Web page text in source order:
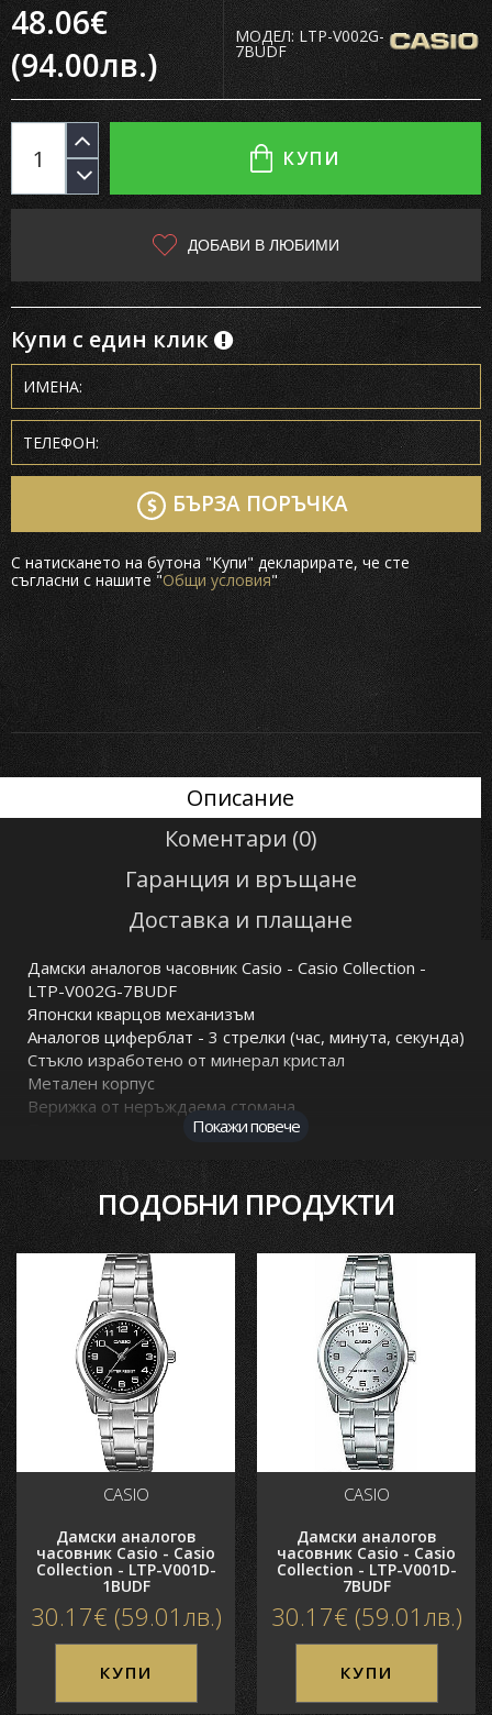
48.06€
(94.00лв.)
МОДЕЛ:LTP-V002G-
7BUDF
КУПИ
ДОБАВИ В ЛЮБИМИ
Купи с един клик
БЪРЗА ПОРЪЧКА
С натискането на бутона "Купи" декларирате, че сте
съгласни с нашите "Общи условия"
Описание
Коментари (0)
Гаранция и връщане
Доставка и плащане
Дамски аналогов часовник Casio - Casio Collection -
LTP-V002G-7BUDF
Японски кварцов механизъм
Аналогов циферблат - 3 стрелки (час, минута, секунда)
Стъкло изработено от минерал кристал
Метален корпус
Верижка от неръждаема стомана
Показва дата от месеца
Тегло: 53 гр.
Водоустойчивост 3 BAR - Минимално напръскване с
вода
Гаранция: 2 години
Безплатна доставка за цялата страна
Покажи повече
Основни характеристики
Дамски
Гаранция
2 години
Материал Каишка/Верижка
Форма корпус
Механизъм
Кварцов
Циферблат
Аналогов
Водоустойчивост
3 BAR
Материал стъкло
Минерал
Функции
ПОДОБНИ ПРОДУКТИ
CASIO
Дамски аналогов
часовник Casio - Casio
Collection - LTP-V001D-
1BUDF
30.17€ (59.01лв.)
КУПИ
CASIO
Дамски аналогов
часовник Casio - Casio
Collection - LTP-V001D-
7BUDF
30.17€ (59.01лв.)
КУПИ